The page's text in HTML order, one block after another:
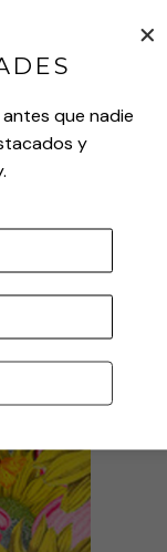
que nadie
y